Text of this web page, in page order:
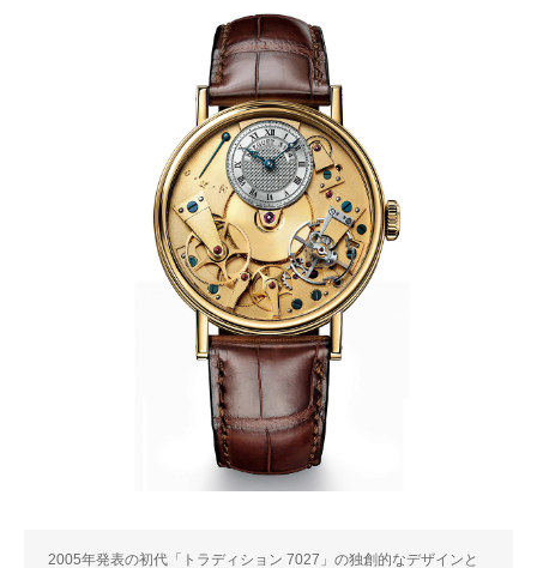
2005年発表の初代「トラディション 7027」の独創的なデザインと